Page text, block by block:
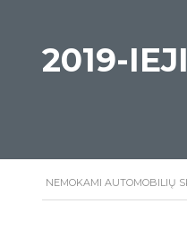
2019-
NEMOKAMI AUTOMOBILIŲ